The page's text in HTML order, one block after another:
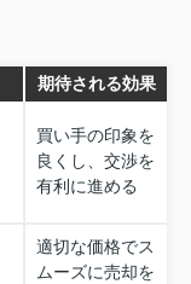
期待される効果
買い手の印象を
良くし、交渉を
有利に進める
適切な価格でス
ムーズに売却を